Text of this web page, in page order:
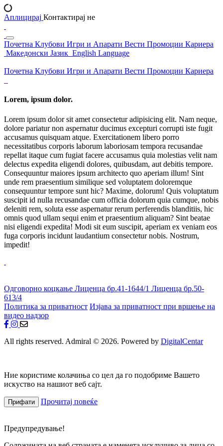
Аплицирај Контактирај не
Почетна Клубови Игри и Апарати Вести Промоции Кариера
Македонски Јазик English Language
Почетна Клубови Игри и Апарати Вести Промоции Кариера
Lorem, ipsum dolor.
Lorem ipsum dolor sit amet consectetur adipisicing elit. Nam neque,
dolore pariatur non aspernatur ducimus excepturi corrupti iste fugit
accusamus quisquam atque. Exercitationem libero porro
necessitatibus corporis laborum laboriosam tempora recusandae
repellat itaque cum fugiat facere accusamus quia molestias velit nam
delectus expedita eligendi dolores, quibusdam, aut debitis tempore.
Consequuntur maiores ipsum architecto quo aperiam illum! Sint
unde rem praesentium similique sed voluptatem doloremque
consequuntur tempore sunt hic? Maxime, dolorum! Quis voluptatum
suscipit id nulla recusandae cum officia dolorum quia cumque, nobis
deleniti rem, soluta esse aspernatur rerum perferendis blanditiis, hic
omnis quod ullam sequi enim et praesentium aliquam? Sint beatae
nisi eligendi expedita! Modi sit eum suscipit, aperiam ex veniam eos
fuga corporis incidunt laudantium consectetur nobis. Nostrum,
impedit!
Одговорно коцкање Лиценца бр.41-1644/1 Лиценца бр.50-
613/4
Политика за приватност Изјава за приватност при вршење на
видео надзор
All rights reserved. Admiral © 2026. Powered by DigitalCentar
Ние користиме колачиња со цел да го подобриме Вашето
искуство на нашиот веб сајт.
Прифати Прочитај повеќе
Предупредување!